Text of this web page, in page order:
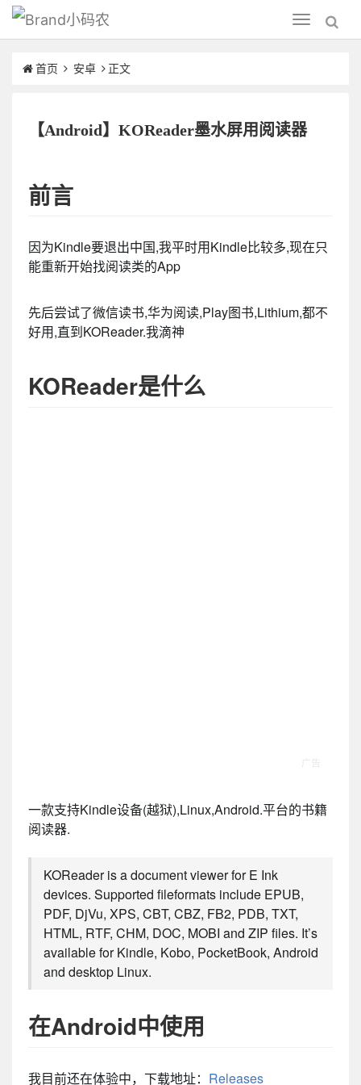
Toggle
navigation
小码农
首页 安卓 正文
【Android】KOReader墨水屏用阅读器
前言
因为Kindle要退出中国,我平时用Kindle比较多,现在只
能重新开始找阅读类的App
先后尝试了微信读书,华为阅读,Play图书,Lithium,都不
好用,直到KOReader.我滴神
KOReader是什么
一款支持Kindle设备(越狱),Linux,Android.平台的书籍
阅读器.
KOReader is a document viewer for E Ink
devices. Supported fileformats include EPUB,
PDF, DjVu, XPS, CBT, CBZ, FB2, PDB, TXT,
HTML, RTF, CHM, DOC, MOBI and ZIP files. It’s
available for Kindle, Kobo, PocketBook, Android
and desktop Linux.
在Android中使用
我目前还在体验中，下载地址： Releases